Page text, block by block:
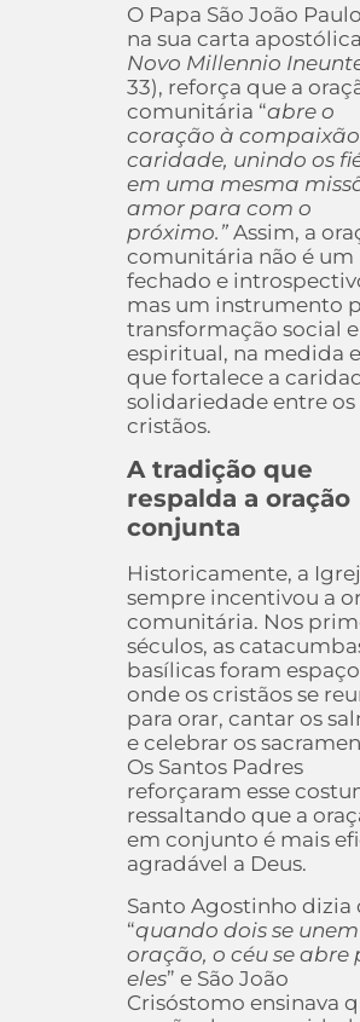
O Papa São João
na sua carta apostólica
Novo Millennio
33), reforça que a
comunitária “abre o
coração à compaixão
caridade, unindo os
em uma mesma
amor para com o
próximo.” Assim, a
comunitária não é um
fechado e
mas um instrumento
transformação social e
espiritual, na medida
que fortalece a
solidariedade entre os
cristãos.
A tradição que
respalda a oração
conjunta
Historicamente, a
sempre incentivou a
comunitária. Nos
séculos, as
basílicas foram
onde os cristãos se
para orar, cantar os
e celebrar os
Os Santos Padres
reforçaram esse
ressaltando que a
em conjunto é mais
agradável a Deus.
Santo Agostinho dizia
“quando dois se
oração, o céu se abre
eles” e São João
Crisóstomo ensinava